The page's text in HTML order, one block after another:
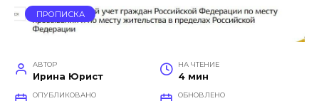
ПРОПИСКА
АВТОР
Ирина Юрист
НА ЧТЕНИЕ
4 мин
ОПУБЛИКОВАНО ОБНОВЛЕНО